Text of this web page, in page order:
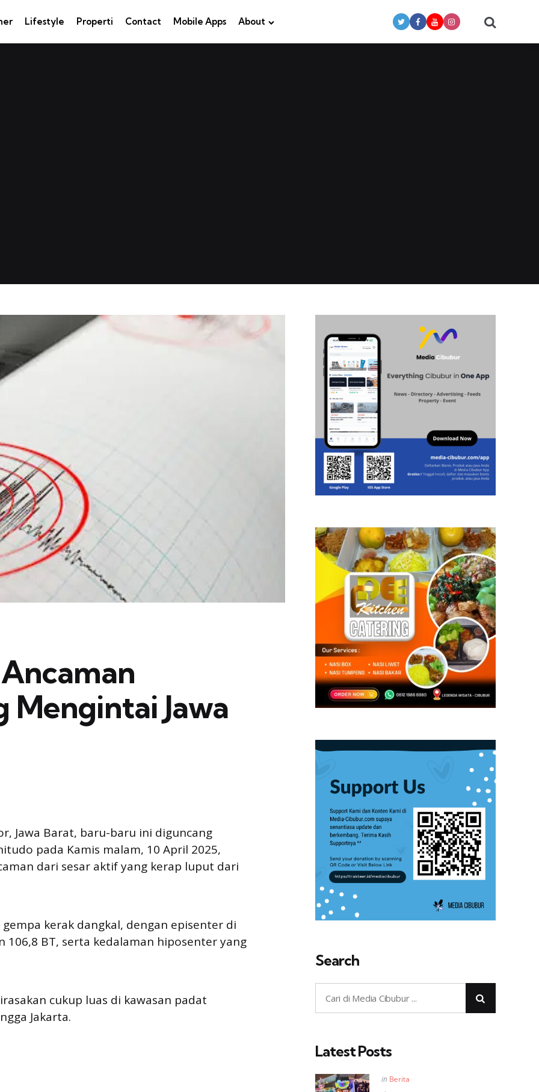
Lifestyle Properti Contact Mobile Apps About
Jawa
Jawa Barat, baru-baru ini diguncang
pada Kamis malam, 10 April 2025,
dari sesar aktif yang kerap luput dari
kerak dangkal, dengan episenter di
106,8 BT, serta kedalaman hiposenter yang
cukup luas di kawasan padat
Jakarta.
Search
Latest Posts
Posted
in
in Berita